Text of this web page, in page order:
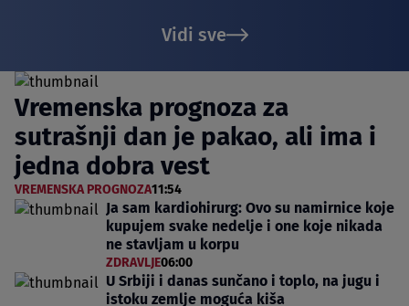
Vidi sve
Vremenska prognoza za
sutrašnji dan je pakao, ali ima i
jedna dobra vest
VREMENSKA PROGNOZA11:54
Ja sam kardiohirurg: Ovo su namirnice koje
kupujem svake nedelje i one koje nikada
ne stavljam u korpu
ZDRAVLJE06:00
U Srbiji i danas sunčano i toplo, na jugu i
istoku zemlje moguća kiša